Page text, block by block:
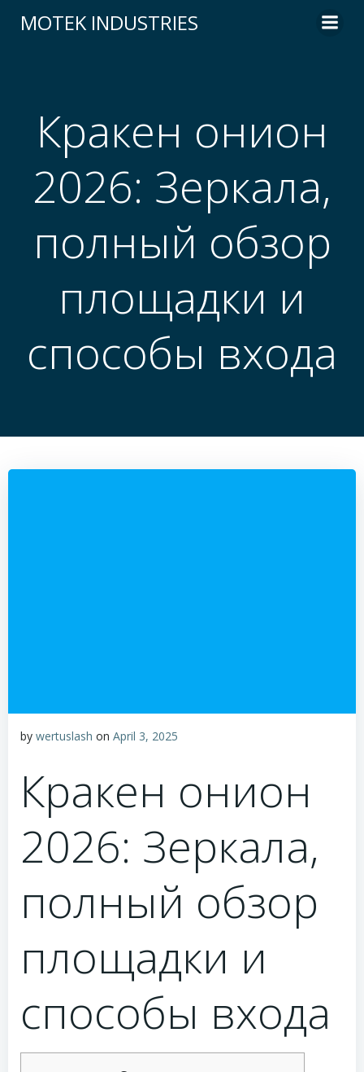
to
MOTEK INDUSTRIES
Кракен онион
2026: Зеркала,
полный обзор
площадки и
способы входа
by wertuslash on April 3, 2025
Кракен онион
2026: Зеркала,
полный обзор
площадки и
способы входа